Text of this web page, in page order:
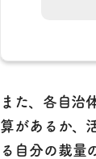
また、各自治
算があるか、
る自分の裁量